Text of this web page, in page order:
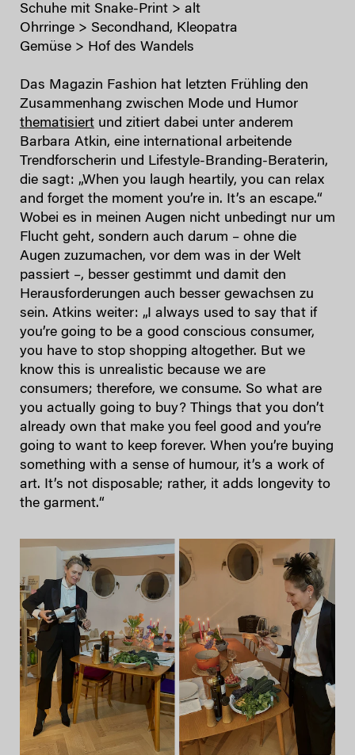
Schuhe mit Snake-Print > alt
Ohrringe > Secondhand, Kleopatra
Gemüse > Hof des Wandels
Das Magazin Fashion hat letzten Frühling den
Zusammenhang zwischen Mode und Humor
thematisiert und zitiert dabei unter anderem
Barbara Atkin, eine international arbeitende
Trendforscherin und Lifestyle-Branding-Beraterin,
die sagt: „When you laugh heartily, you can relax
and forget the moment you’re in. It’s an escape.“
Wobei es in meinen Augen nicht unbedingt nur um
Flucht geht, sondern auch darum – ohne die
Augen zuzumachen, vor dem was in der Welt
passiert –, besser gestimmt und damit den
Herausforderungen auch besser gewachsen zu
sein. Atkins weiter: „I always used to say that if
you’re going to be a good conscious consumer,
you have to stop shopping altogether. But we
know this is unrealistic because we are
consumers; therefore, we consume. So what are
you actually going to buy? Things that you don’t
already own that make you feel good and you’re
going to want to keep forever. When you’re buying
something with a sense of humour, it’s a work of
art. It’s not disposable; rather, it adds longevity to
the garment.“